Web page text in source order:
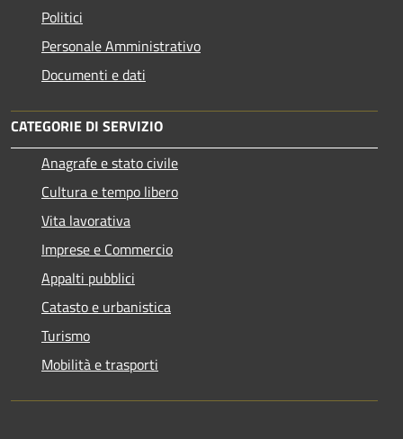
Politici
Personale Amministrativo
Documenti e dati
CATEGORIE DI SERVIZIO
Anagrafe e stato civile
Cultura e tempo libero
Vita lavorativa
Imprese e Commercio
Appalti pubblici
Catasto e urbanistica
Turismo
Mobilità e trasporti